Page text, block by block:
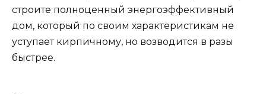
строите полноценный энергоэффективный
дом, который по своим характеристикам не
уступает кирпичному, но возводится в разы
быстрее.